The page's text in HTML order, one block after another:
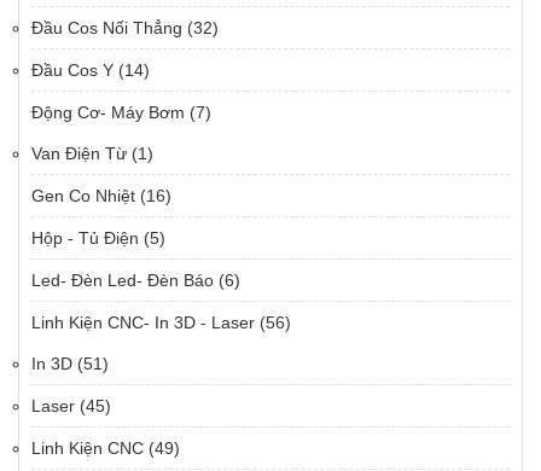
Đầu Cos Nối Thẳng (32)
Đầu Cos Y (14)
Động Cơ- Máy Bơm (7)
Van Điện Từ (1)
Gen Co Nhiệt (16)
Hộp - Tủ Điện (5)
Led- Đèn Led- Đèn Báo (6)
Linh Kiện CNC- In 3D - Laser (56)
In 3D (51)
Laser (45)
Linh Kiện CNC (49)